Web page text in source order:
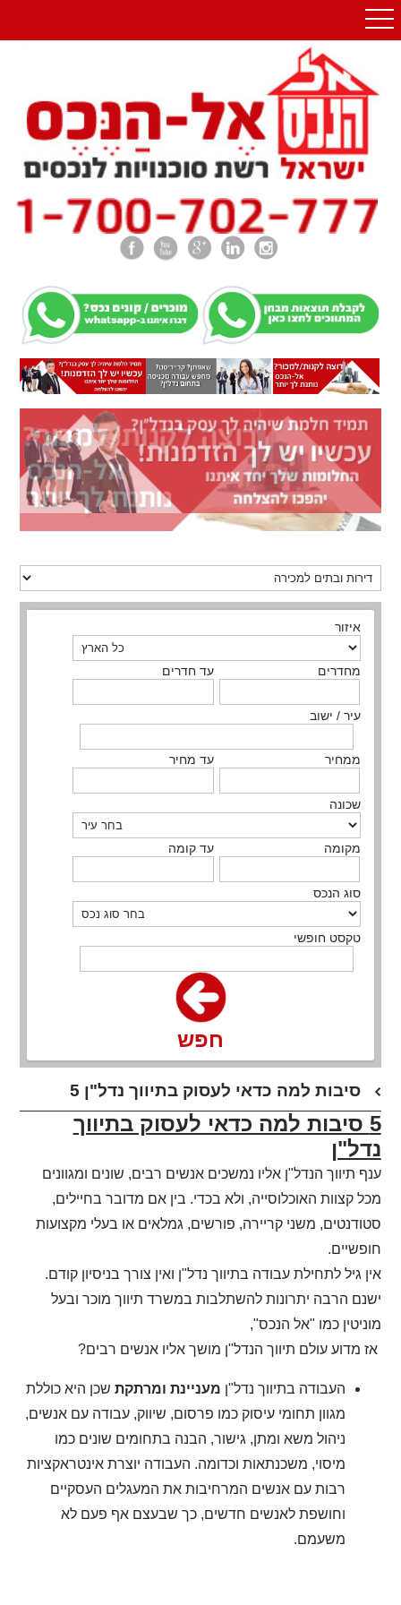
איזור
מחדרים עד חדרים
עיר / ישוב
ממחיר עד מחיר
שכונה
מקומה עד קומה
סוג הנכס
טקסט חופשי
חפש
5 סיבות למה כדאי לעסוק בתיווך נדל"ן
5 סיבות למה כדאי לעסוק בתיווך
נדל"ן
ענף תיווך הנדל"ן אליו נמשכים אנשים רבים, שונים ומגוונים
מכל קצוות האוכלוסייה, ולא בכדי. בין אם מדובר בחיילים,
סטודנטים, משני קריירה, פורשים, גמלאים או בעלי מקצועות
חופשיים.
אין גיל לתחילת עבודה בתיווך נדל"ן ואין צורך בניסיון קודם.
ישנם הרבה יתרונות להשתלבות במשרד תיווך מוכר ובעל
מוניטין כמו "אל הנכס",
אז מדוע עולם תיווך הנדל"ן מושך אליו אנשים רבים?
העבודה בתיווך נדל"ן מעניינת ומרתקת שכן היא כוללת
מגוון תחומי עיסוק כמו פרסום, שיווק, עבודה עם אנשים,
ניהול משא ומתן, גישור, הבנה בתחומים שונים כמו
מיסוי, משכנתאות וכדומה. העבודה יוצרת אינטראקציות
רבות עם אנשים המרחיבות את המעגלים העסקיים
וחושפת לאנשים חדשים, כך שבעצם אף פעם לא
משעמם.